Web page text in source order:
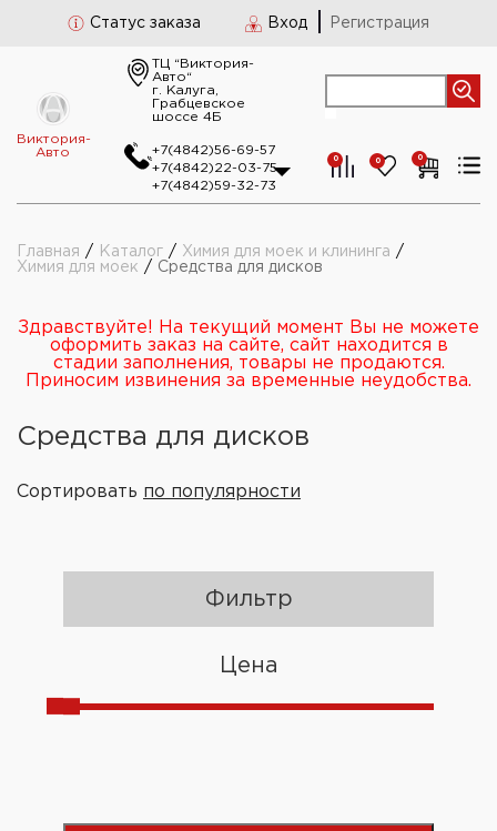
Статус заказа Вход Регистрация
Виктория-
Авто
ТЦ “Виктория-
Авто“
г. Калуга,
Грабцевское
шоссе 4Б
+7(4842)56-69-57
+7(4842)22-03-75
+7(4842)59-32-73
0 0 0
Главная / Каталог / Химия для моек и клининга /
Химия для моек / Средства для дисков
Здравствуйте! На текущий момент Вы не можете
оформить заказ на сайте, сайт находится в
стадии заполнения, товары не продаются.
Приносим извинения за временные неудобства.
Средства для дисков
Сортировать по популярности
Фильтр
Цена